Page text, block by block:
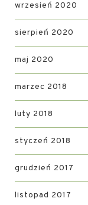
wrzesień 2020
sierpień 2020
maj 2020
marzec 2018
luty 2018
styczeń 2018
grudzień 2017
listopad 2017